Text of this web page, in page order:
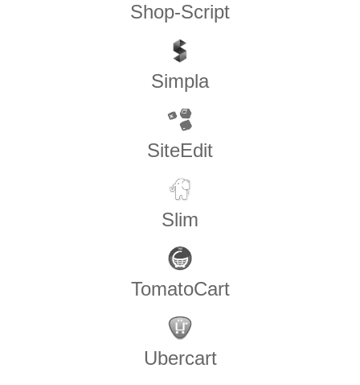
Shop-Script
Simpla
SiteEdit
Slim
TomatoCart
Ubercart